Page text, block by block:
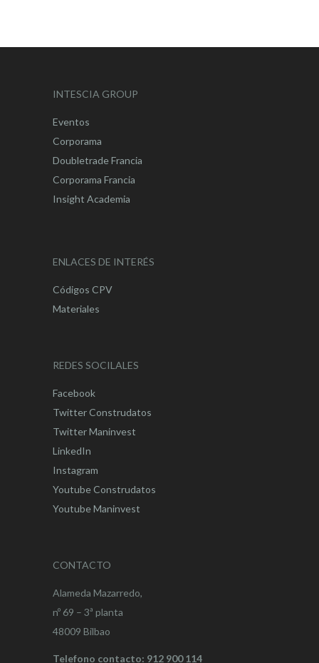
INTESCIA GROUP
Eventos
Corporama
Doubletrade Francia
Corporama Francia
Insight Academia
ENLACES DE INTERÉS
Códigos CPV
Materiales
REDES SOCILALES
Facebook
Twitter Construdatos
Twitter Maninvest
LinkedIn
Instagram
Youtube Construdatos
Youtube Maninvest
CONTACTO
Alameda Mazarredo,
nº 69 – 3ª planta
48009 Bilbao
Telefono contacto: 912 900 114